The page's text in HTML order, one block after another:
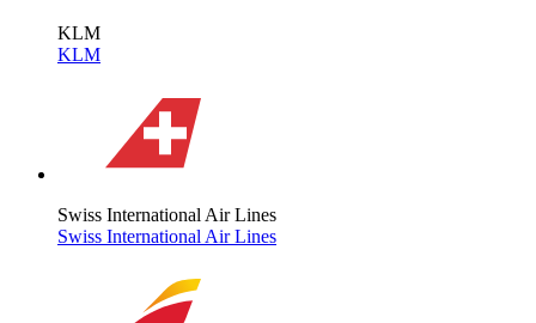
KLM
KLM
Swiss International Air Lines
Swiss International Air Lines